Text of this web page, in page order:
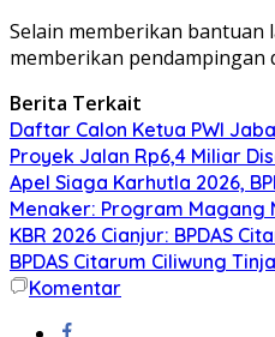
Selain memberikan bantuan
memberikan pendampingan
Berita Terkait
Daftar Calon Ketua PWI
Proyek Jalan Rp6,4 Miliar
Apel Siaga Karhutla 2026,
Menaker: Program Magang
KBR 2026 Cianjur: BPDAS
BPDAS Citarum Ciliwung
Komentar